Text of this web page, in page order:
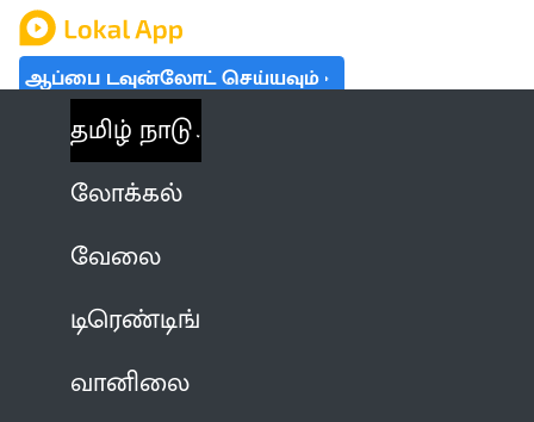
ஆப்பை டவுன்லோட் செய்யவும்
தமிழ் நாடு
லோக்கல்
வேலை
டிரெண்டிங்
வானிலை